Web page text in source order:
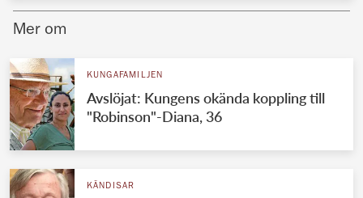
Mer om
KUNGAFAMILJEN
Avslöjat: Kungens okända koppling till
"Robinson"-Diana, 36
KÄNDISAR